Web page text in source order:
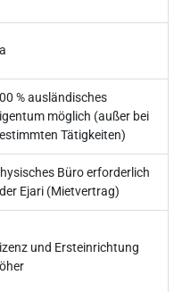
% ausländisches
möglich (außer bei
Tätigkeiten)
Büro erforderlich
Ejari (Mietvertrag)
und Ersteinrichtung